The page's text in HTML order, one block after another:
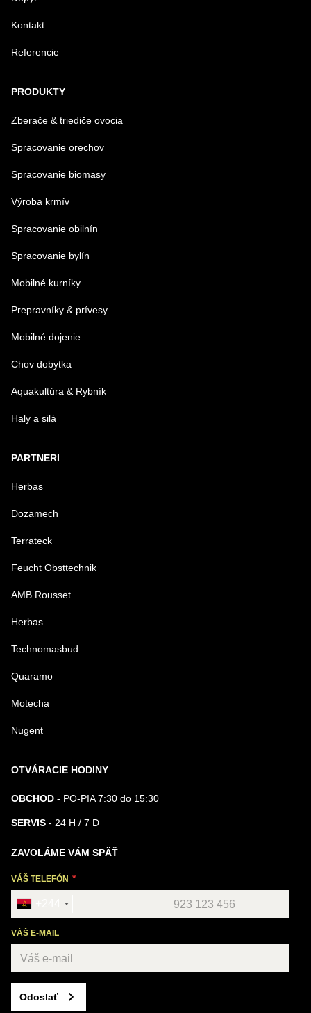
Kontakt
Referencie
PRODUKTY
Zberače & triediče ovocia
Spracovanie orechov
Spracovanie biomasy
Výroba krmív
Spracovanie obilnín
Spracovanie bylín
Mobilné kurníky
Prepravníky & prívesy
Mobilné dojenie
Chov dobytka
Aquakultúra & Rybník
Haly a silá
PARTNERI
Herbas
Dozamech
Terrateck
Feucht Obsttechnik
AMB Rousset
Herbas
Technomasbud
Quaramo
Motecha
Nugent
OTVÁRACIE HODINY
OBCHOD - PO-PIA 7:30 do 15:30
SERVIS - 24 H / 7 D
ZAVOLÁME VÁM SPÄŤ
VÁŠ TELEFÓN
VÁŠ E-MAIL
Odoslať